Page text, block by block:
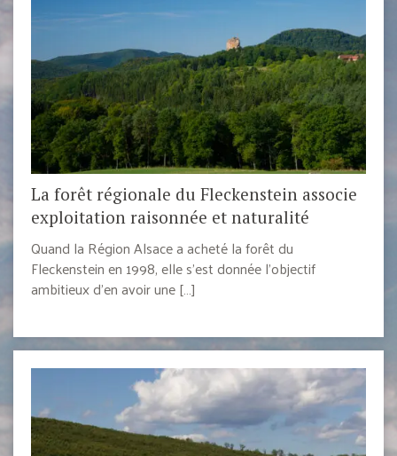
La forêt régionale du Fleckenstein associe
exploitation raisonnée et naturalité
Quand la Région Alsace a acheté la forêt du
Fleckenstein en 1998, elle s’est donnée l’objectif
ambitieux d’en avoir une […]